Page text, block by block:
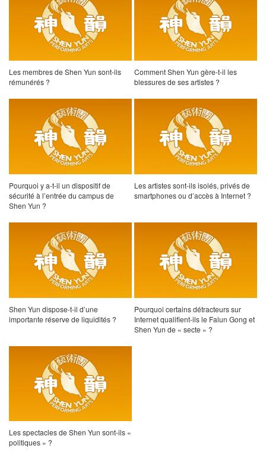
Les membres de Shen Yun sont-ils
rémunérés ?
Comment Shen Yun gère-t-il les
blessures de ses artistes ?
Pourquoi y a-t-il un dispositif de
sécurité à l’entrée du campus de
Shen Yun ?
Les artistes sont-ils isolés, privés de
smartphones ou d’accès à Internet ?
Shen Yun dispose-t-il d’une
importante réserve de liquidités ?
Pourquoi certains détracteurs sur
Internet qualifient-ils le Falun Gong et
Shen Yun de « secte » ?
Les spectacles de Shen Yun sont-ils «
politiques » ?